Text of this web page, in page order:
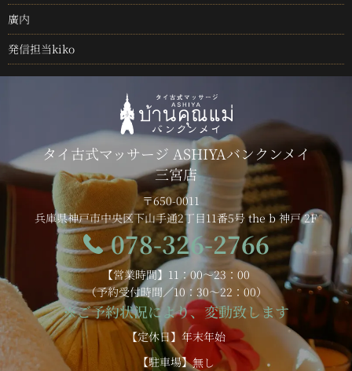
廣内
発信担当kiko
タイ古式マッサージ ASHIYAバンクンメイ
三宮店
〒650-0011
兵庫県神戸市中央区下山手通2丁目11番5号 the b 神戸 2F
078-326-2766
【営業時間】11：00～23：00
（予約受付時間／10：30～22：00）
※ご予約状況により、変動致します
【定休日】年末年始
【駐車場】無し